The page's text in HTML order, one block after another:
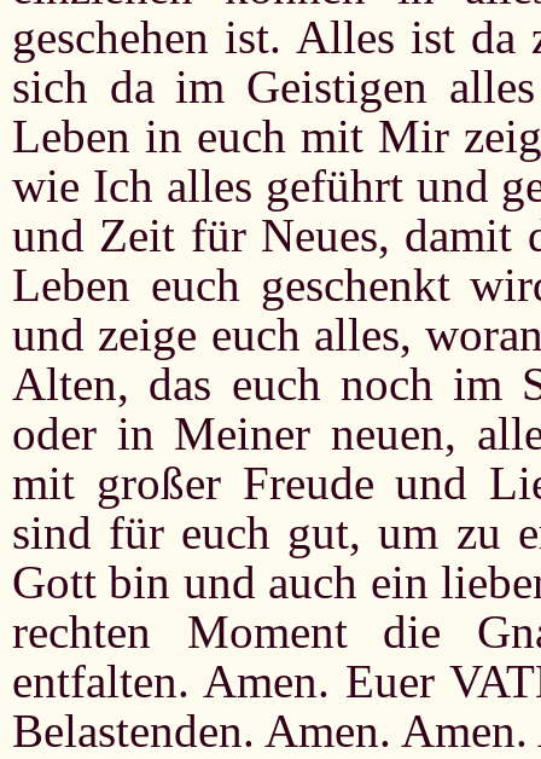
geschehen ist. Alles ist da
sich da im Geistigen
Leben in euch mit Mir
wie Ich alles geführt und
und Zeit für Neues, damit
Leben euch geschenkt
und zeige euch alles,
Alten, das euch noch
oder in Meiner neuen,
mit großer Freude und
sind für euch gut, um zu
Gott bin und auch ein
rechten Moment die
entfalten. Amen. Euer
Belastenden. Amen.